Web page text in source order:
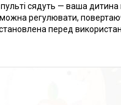
сядуть — ваша
регулювати,
перед